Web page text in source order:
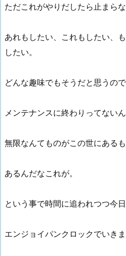
ただこれがやりだしたら止まらな
あれもしたい、これもしたい、
したい。
どんな趣味でもそうだと思うの
メンテナンスに終わりってないん
無限なんてものがこの世にあるも
あるんだなこれが。
という事で時間に追われつつ今
エンジョイパンクロックでいきま